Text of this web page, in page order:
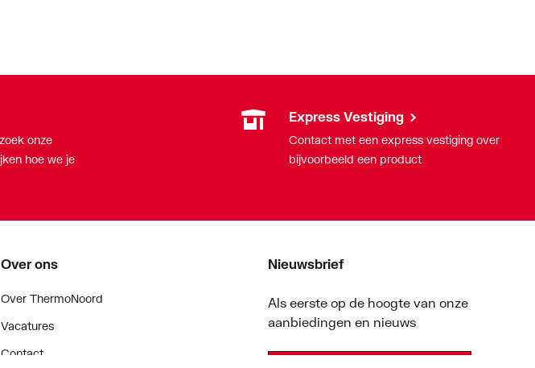
onze
hoe we je
Express Vestiging
Contact met een express vestiging over
bijvoorbeeld een product
Over ons
Over ThermoNoord
Vacatures
Contact
Nieuwsbrief
Als eerste op de hoogte van onze
aanbiedingen en nieuws